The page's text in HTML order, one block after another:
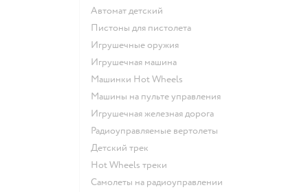
Автомат детский
Пистоны для пистолета
Игрушечные оружия
Игрушечная машина
Машинки Hot Wheels
Машины на пульте управления
Игрушечная железная дорога
Радиоуправляемые вертолеты
Детский трек
Hot Wheels треки
Самолеты на радиоуправлении